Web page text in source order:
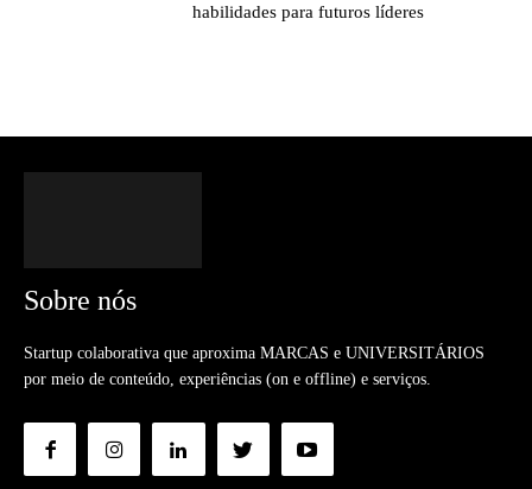
habilidades para futuros líderes
Sobre nós
Startup colaborativa que aproxima MARCAS e UNIVERSITÁRIOS
por meio de conteúdo, experiências (on e offline) e serviços.